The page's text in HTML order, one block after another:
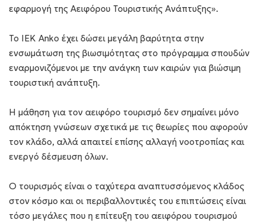
εφαρμογή της Αειφόρου Τουριστικής Ανάπτυξης».
Το ΙΕΚ Anko έχει δώσει μεγάλη βαρύτητα στην
ενσωμάτωση της βιωσιμότητας στο πρόγραμμα σπουδών
εναρμονιζόμενοι με την ανάγκη των καιρών για βιώσιμη
τουριστική ανάπτυξη.
Η μάθηση για τον αειφόρο τουρισμό δεν σημαίνει μόνο
απόκτηση γνώσεων σχετικά με τις θεωρίες που αφορούν
τον κλάδο, αλλά απαιτεί επίσης αλλαγή νοοτροπίας και
ενεργό δέσμευση όλων.
Ο τουρισμός είναι ο ταχύτερα αναπτυσσόμενος κλάδος
στον κόσμο και οι περιβαλλοντικές του επιπτώσεις είναι
τόσο μεγάλες που η επίτευξη του αειφόρου τουρισμού